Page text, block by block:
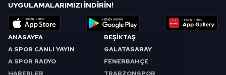
ANASAYFA
A SPOR CANLI YAYIN
A SPOR RADYO
BEŞİKTAŞ
GALATASARAY
FENERBAHÇE
UYGULAMALARIMIZI İNDİRİN!